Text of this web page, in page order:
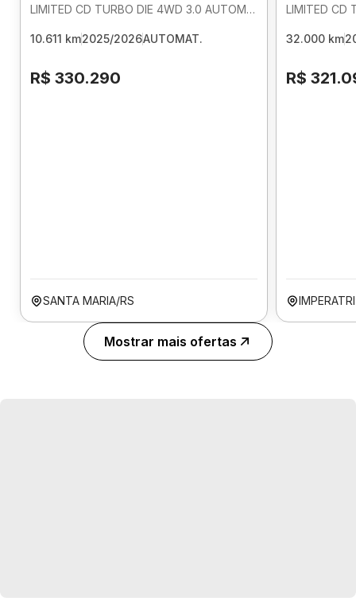
LIMITED CD TURBO DIE 4WD 3.0 AUTOMATICO
10.611 km2025/2026AUTOMAT.
R$ 330.290
SANTA MARIA/RS
32.000 km
R$
Mostrar mais ofertas